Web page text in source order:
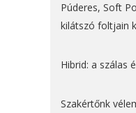
Púderes, Soft
kilátszó foltjain
Hibrid: a szálas
Szakértőnk